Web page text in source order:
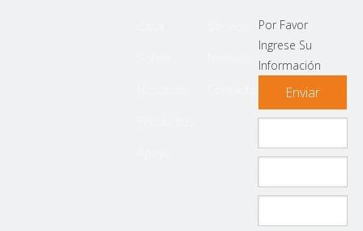
Por Favor
Ingrese Su
Información
Enviar